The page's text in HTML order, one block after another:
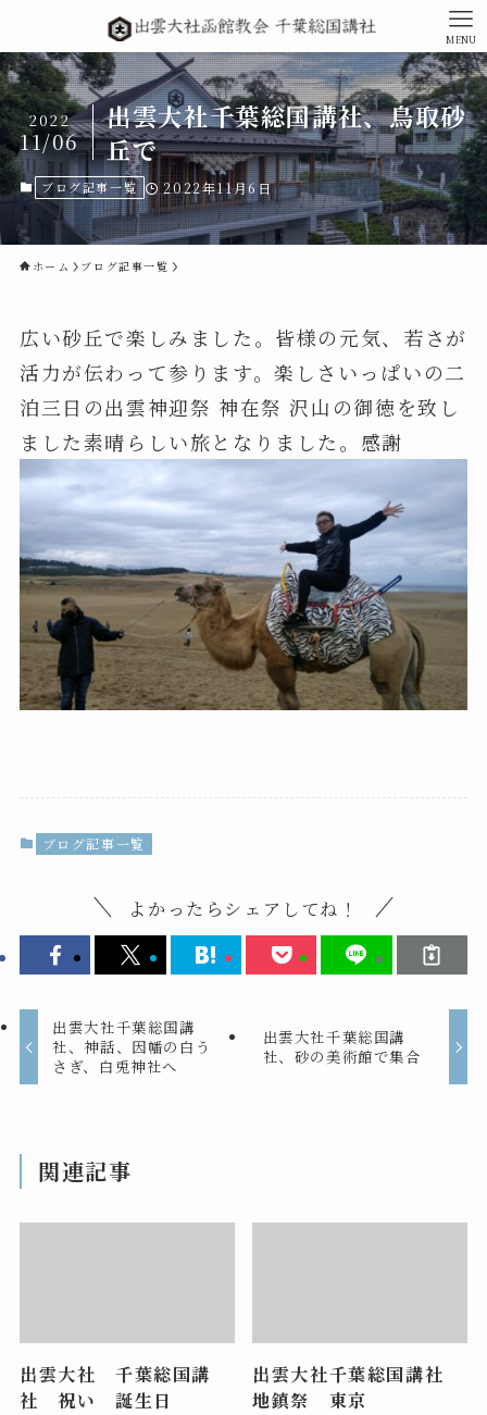
MENU
出雲大社千葉総国講社、鳥取砂
丘で
2022
11/06
ブログ記事一覧 2022年11月6日
ホーム ブログ記事一覧
広い砂丘で楽しみました。皆様の元気、若さが
活力が伝わって参ります。楽しさいっぱいの二
泊三日の出雲神迎祭 神在祭 沢山の御徳を致し
ました素晴らしい旅となりました。感謝
ブログ記事一覧
よかったらシェアしてね！
出雲大社千葉総国講
社、神話、因幡の白う
さぎ、白兎神社へ
出雲大社千葉総国講
社、砂の美術館で集合
関連記事
出雲大社 千葉総国講
社 祝い 誕生日
出雲大社千葉総国講社
地鎮祭 東京